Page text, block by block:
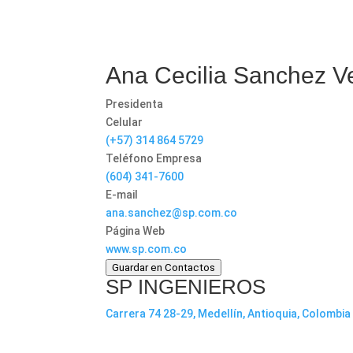
Ana Cecilia Sanchez
Presidenta
Celular
(+57) 314 864 5729
Teléfono Empresa
(604) 341-7600
E-mail
ana.sanchez@sp.com.co
Página Web
www.sp.com.co
Guardar en Contactos
SP INGENIEROS
Carrera 74 28-29, Medellín, Antioquia, Colombia